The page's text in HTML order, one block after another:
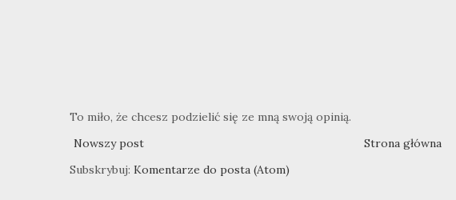
To miło, że chcesz podzielić się ze mną swoją opinią.
Nowszy post
Strona główna
Subskrybuj: Komentarze do posta (Atom)